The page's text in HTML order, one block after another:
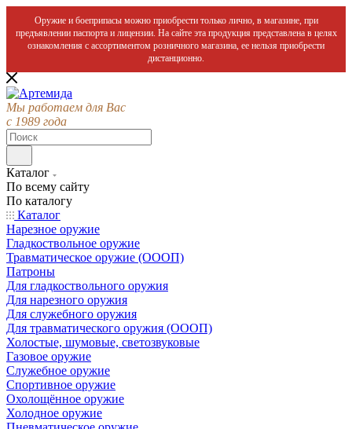
Оружие и боеприпасы можно приобрести только лично, в магазине, при
предъявлении паспорта и лицензии. На сайте эта продукция представлена в целях
ознакомления с ассортиментом розничного магазина, ее нельзя приобрести
дистанционно.
Мы работаем для Вас
с 1989 года
Каталог
По всему сайту
По каталогу
Каталог
Нарезное оружие
Гладкоствольное оружие
Травматическое оружие (ОООП)
Патроны
Для гладкоствольного оружия
Для нарезного оружия
Для служебного оружия
Для травматического оружия (ОООП)
Холостые, шумовые, светозвуковые
Газовое оружие
Служебное оружие
Спортивное оружие
Охолощённое оружие
Холодное оружие